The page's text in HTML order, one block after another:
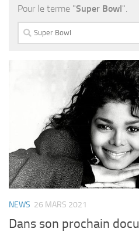
Pour le terme "Super Bowl".
Rechercher :
NEWS 26 MARS 2021
Dans son prochain